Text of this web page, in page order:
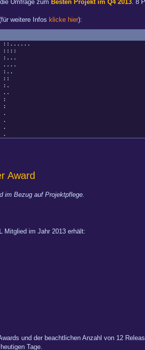
Umfrage zum Besten Projekt im Q4 2013. 8
weitere Infos klicke hier):
::......
::::
:...
....
::
..
:
:
.
.
Award
im Bezug auf Projektpflege.
Mitglied im Jahr 2013 erhält:
und der beachtlichen Anzahl von 12
Tage.